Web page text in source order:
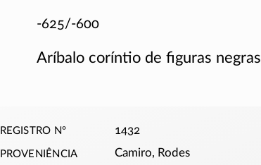
-625/-600
Aríbalo coríntio de figuras negras
registro nº 1432
proveniência Camiro, Rodes